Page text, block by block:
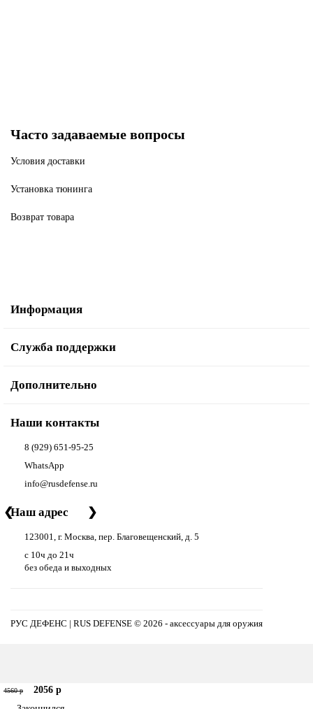
Часто задаваемые вопросы
Условия доставки
Установка тюнинга
Возврат товара
Информация
Служба поддержки
Дополнительно
Наши контакты
8 (929) 651-95-25
WhatsApp
info@rusdefense.ru
❮Наш адрес ❯
123001, г. Москва, пер. Благовещенский, д. 5
с 10ч до 21ч
без обеда и выходных
РУС ДЕФЕНС | RUS DEFENSE © 2026 - аксессуары для оружия
4560 р
2056 р